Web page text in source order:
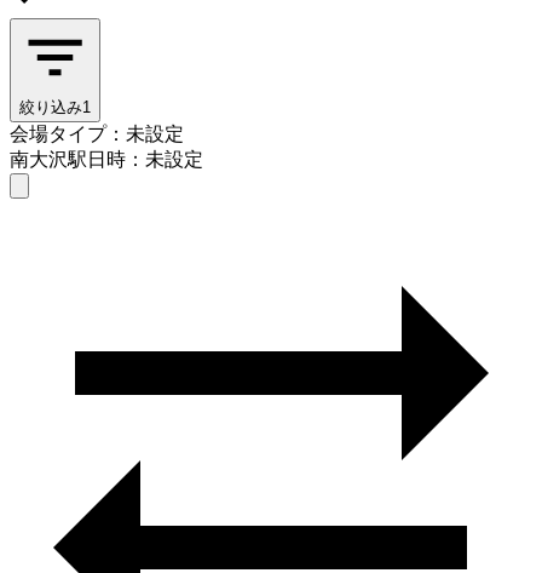
絞り込み1
会場タイプ：未設定
南大沢駅日時：未設定